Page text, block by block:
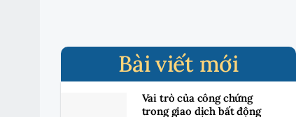
Bài viết mới
Vai trò của công chứng
trong giao dịch bất động